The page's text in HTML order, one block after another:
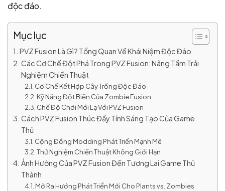
độc đáo.
Mục lục
PVZ Fusion Là Gì? Tổng Quan Về Khái Niệm Độc Đáo
Các Cơ Chế Đột Phá Trong PVZ Fusion: Nâng Tầm Trải
Nghiệm Chiến Thuật
Cơ Chế Kết Hợp Cây Trồng Độc Đáo
Kỹ Năng Đột Biến Của Zombie Fusion
Chế Độ Chơi Mới Lạ Với PVZ Fusion
Cách PVZ Fusion Thúc Đẩy Tính Sáng Tạo Của Game
Thủ
Cộng Đồng Modding Phát Triển Mạnh Mẽ
Thử Nghiệm Chiến Thuật Không Giới Hạn
Ảnh Hưởng Của PVZ Fusion Đến Tương Lai Game Thủ
Thành
Mở Ra Hướng Phát Triển Mới Cho Plants vs. Zombies